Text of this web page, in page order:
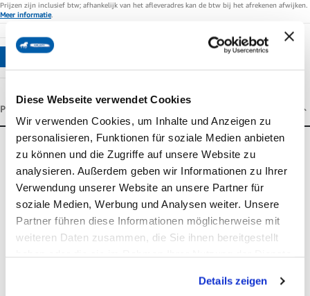
Diese Webseite verwendet Cookies
Wir verwenden Cookies, um Inhalte und Anzeigen zu
personalisieren, Funktionen für soziale Medien anbieten
zu können und die Zugriffe auf unsere Website zu
analysieren. Außerdem geben wir Informationen zu Ihrer
Verwendung unserer Website an unsere Partner für
soziale Medien, Werbung und Analysen weiter. Unsere
Partner führen diese Informationen möglicherweise mit
weiteren Daten zusammen, die Sie ihnen bereitgestellt
Details zeigen
Prijzen zijn inclusief btw; afhankelijk van het afleveradres kan de btw bij het afrekenen afwijken.
Meer informatie.
PRODUCTOMSCHRIJVING
Productomschrijving
Wat is OKAPI Prenat Plus Type Z & K?
OKAPI Prenat Type Z & K is de optimaleondersteuning voor
. Omdat de melk van de